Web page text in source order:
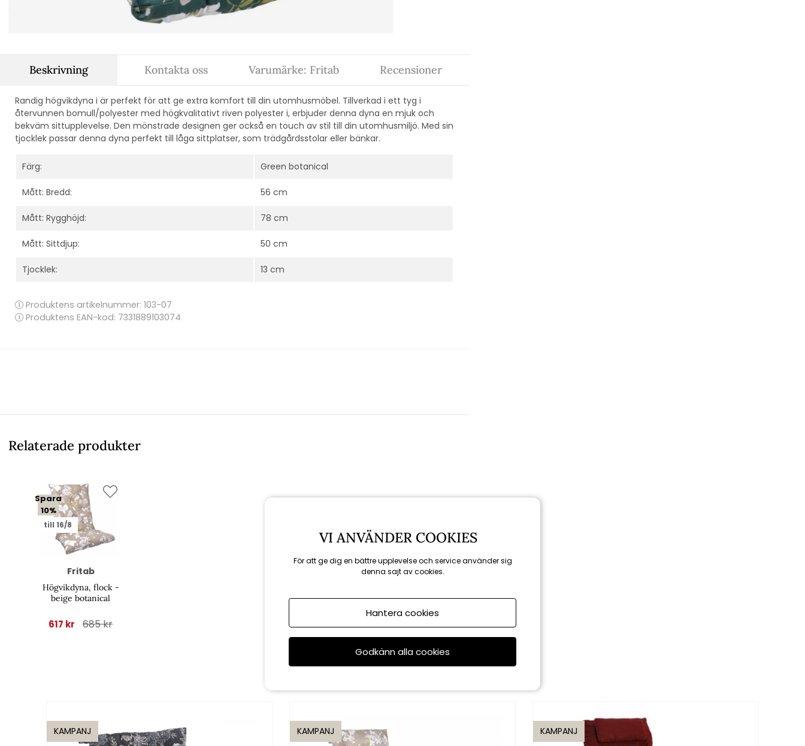
Beskrivning
Randig högvikdyna i är perfekt för att ge extra komfort till din utomhusmöbel. Tillverkad i ett tyg i
återvunnen bomull/polyester med högkvalitativt riven polyester i, erbjuder denna dyna en mjuk och
bekväm sittupplevelse. Den mönstrade designen ger också en touch av stil till din utomhusmiljö. Med sin
tjocklek passar denna dyna perfekt till låga sittplatser, som trädgårdsstolar eller bänkar.
Färg: Green botanical
Mått: Bredd: 56 cm
Mått: Rygghöjd: 78 cm
Mått: Sittdjup: 50 cm
Tjocklek: 13 cm
Produktens artikelnummer: 103-07
Produktens EAN-kod: 7331889103074
Kontakta oss Varumärke: Fritab Recensioner
Relaterade produkter
Spara
10%
till 16/8
Fritab
Högvikdyna, flock -
beige botanical
617 kr 685 kr
Rekommenderade tillbehör
KAMPANJ KAMPANJ KAMPANJ
VI ANVÄNDER COOKIES
För att ge dig en bättre upplevelse och service använder sig
denna sajt av cookies.
Hantera cookies
Godkänn alla cookies